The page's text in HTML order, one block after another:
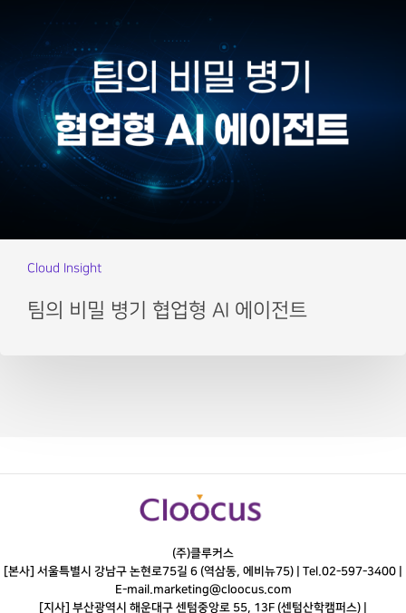
Cloud Insight
팀의 비밀 병기 협업형 AI 에이전트
(주)클루커스
[본사] 서울특별시 강남구 논현로75길 6 (역삼동, 에비뉴75) | Tel.02-597-3400
E-mail. marketing@cloocus.com
[지사] 부산광역시 해운대구 센텀중앙로 55, 13F (센텀산학캠퍼스) |